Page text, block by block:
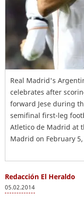
Real Madrid's
celebrates after
forward Jese during
semifinal first-leg
Atletico de Madrid at
Madrid on February 5,
Redacción El Heraldo
05.02.2014